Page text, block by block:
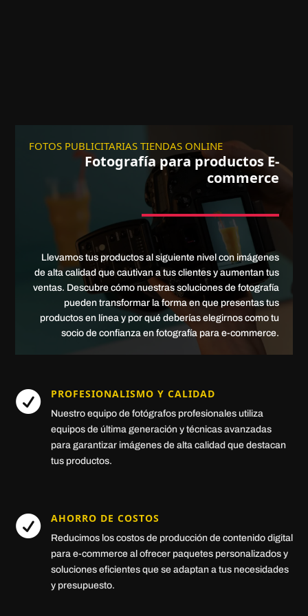
FOTOS PUBLICITARIAS TIENDAS ONLINE
Fotografía para productos E-
commerce
Llevamos tus productos al siguiente nivel con imágenes
de alta calidad que cautivan a tus clientes y aumentan tus
ventas. Descubre cómo nuestras soluciones de fotografía
pueden transformar la forma en que presentas tus
productos en línea y por qué deberías elegirnos como tu
socio de confianza en fotografía para e-commerce.
 PROFESIONALISMO Y CALIDAD
Nuestro equipo de fotógrafos profesionales utiliza
equipos de última generación y técnicas avanzadas
para garantizar imágenes de alta calidad que destacan
tus productos.
 AHORRO DE COSTOS
Reducimos los costos de producción de contenido digital
para e-commerce al ofrecer paquetes personalizados y
soluciones eficientes que se adaptan a tus necesidades
y presupuesto.